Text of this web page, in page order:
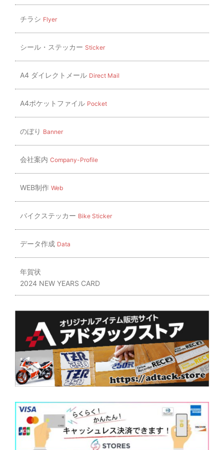
チラシ Flyer
シール・ステッカー Sticker
A4 ダイレクトメール Direct Mail
A4ポケットファイル Pocket
のぼり Banner
会社案内 Company-Profile
WEB制作 Web
バイクステッカー Bike Sticker
データ作成 Data
年賀状
2024 NEW YEARS CARD